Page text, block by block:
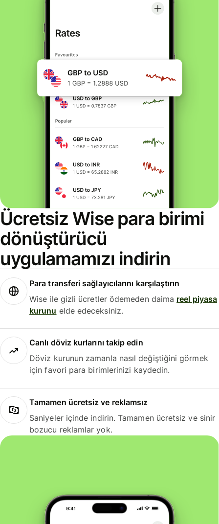
Ücretsiz Wise para birimi
dönüştürücü
uygulamamızı indirin
Para transferi sağlayıcılarını karşılaştırın
Wise ile gizli ücretler ödemeden daima reel piyasa
kurunu elde edeceksiniz.
Canlı döviz kurlarını takip edin
Döviz kurunun zamanla nasıl değiştiğini görmek
için favori para birimlerinizi kaydedin.
Tamamen ücretsiz ve reklamsız
Saniyeler içinde indirin. Tamamen ücretsiz ve sinir
bozucu reklamlar yok.